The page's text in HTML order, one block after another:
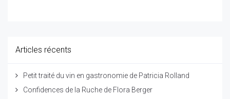
Articles récents
Petit traité du vin en gastronomie de Patricia Rolland
Confidences de la Ruche de Flora Berger